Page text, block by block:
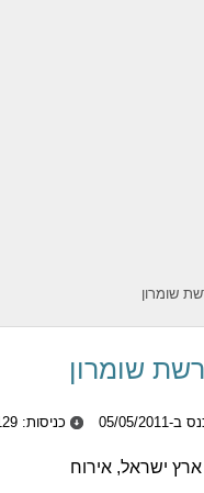
שומרון
שומרון
05/05/2011 כניסות: 129
ארץ ישראל, אירוח